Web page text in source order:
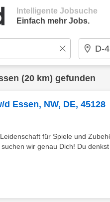
Intelligente Jobsuche
Einfach mehr Jobs.
(20 km) gefunden
Essen, NW, DE, 45128
für Spiele und
wir genau Dich! Du denkst